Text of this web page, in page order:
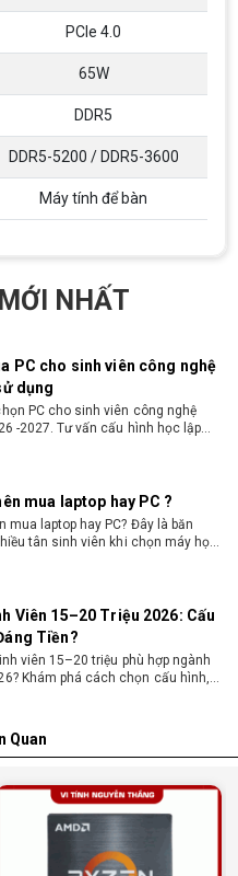
PCIe 4.0
65W
DDR5
DDR5-5200 / DDR5-3600
Máy tính để bàn
NHẤT
PC cho sinh viên thiết kế đồ
video đến 3D
PC cho sinh viên thiết kế đồ họa
đến 3D. Cấu hình tối ưu, dùng
học. Tư vấn lắp đặt tại Vi Tính
mượt, giá ổn
cấu hình máy tính học AutoCAD
mạnh, mượt, tối ưu chi phí giúp
PC cho sinh viên công nghệ
dụng
PC cho sinh viên công nghệ
-2027. Tư vấn cấu hình học lập
mua laptop hay PC ?
mua laptop hay PC? Đây là băn
tân sinh viên khi chọn máy học
Viên 15–20 Triệu 2026: Cấu
Tiền?
viên 15–20 triệu phù hợp ngành
Khám phá cách chọn cấu hình,
laptop sinh viên dưới 15 triệu
cho sinh viên dưới 15 triệu mượt
ngay gợi ý các thương hiệu
hình mạnh cho sinh viên sử dụng
PC đồ họa tại Đồng Nai theo
Quan